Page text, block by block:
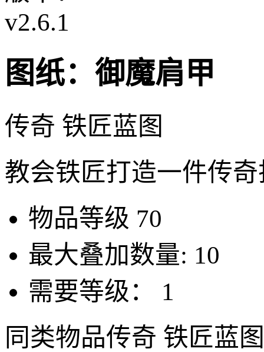
v2.6.1
图纸：御魔肩甲
传奇 铁匠蓝图
教会铁匠打造一件传
物品等级 70
最大叠加数量: 10
需要等级：
1
同类物品传奇 铁匠蓝图